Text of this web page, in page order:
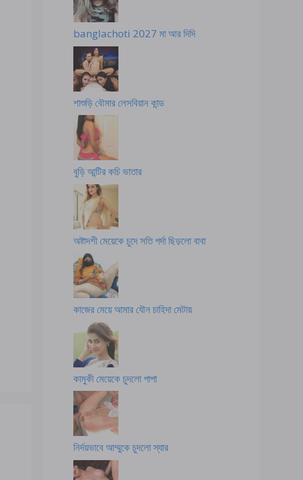
banglachoti 2027 মা আর দিদি
শাশুড়ি বৌমার লেসবিয়ান কান্ড
বুড়ি আন্টির কচি ভাতার
অষ্টাদশী মেয়েকে চুদে সতি পর্দা ছিড়লো বাবা
কাজের মেয়ে আমার যৌন চাহিদা মেটায়
কামুকী মেয়েকে চুদলো পাপা
নির্দয়ভাবে আম্মুকে চুদলো স্যার